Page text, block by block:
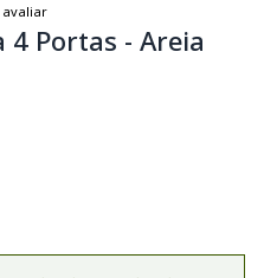
4 Portas - Areia